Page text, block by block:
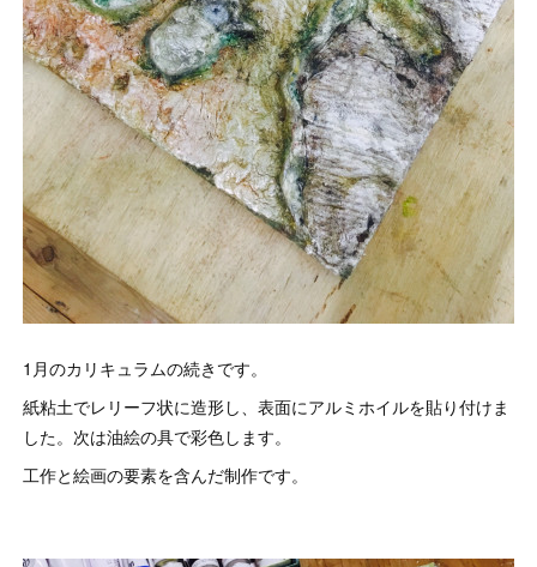
1月のカリキュラムの続きです。
紙粘土でレリーフ状に造形し、表面にアルミホイルを貼り付けま
した。次は油絵の具で彩色します。
工作と絵画の要素を含んだ制作です。